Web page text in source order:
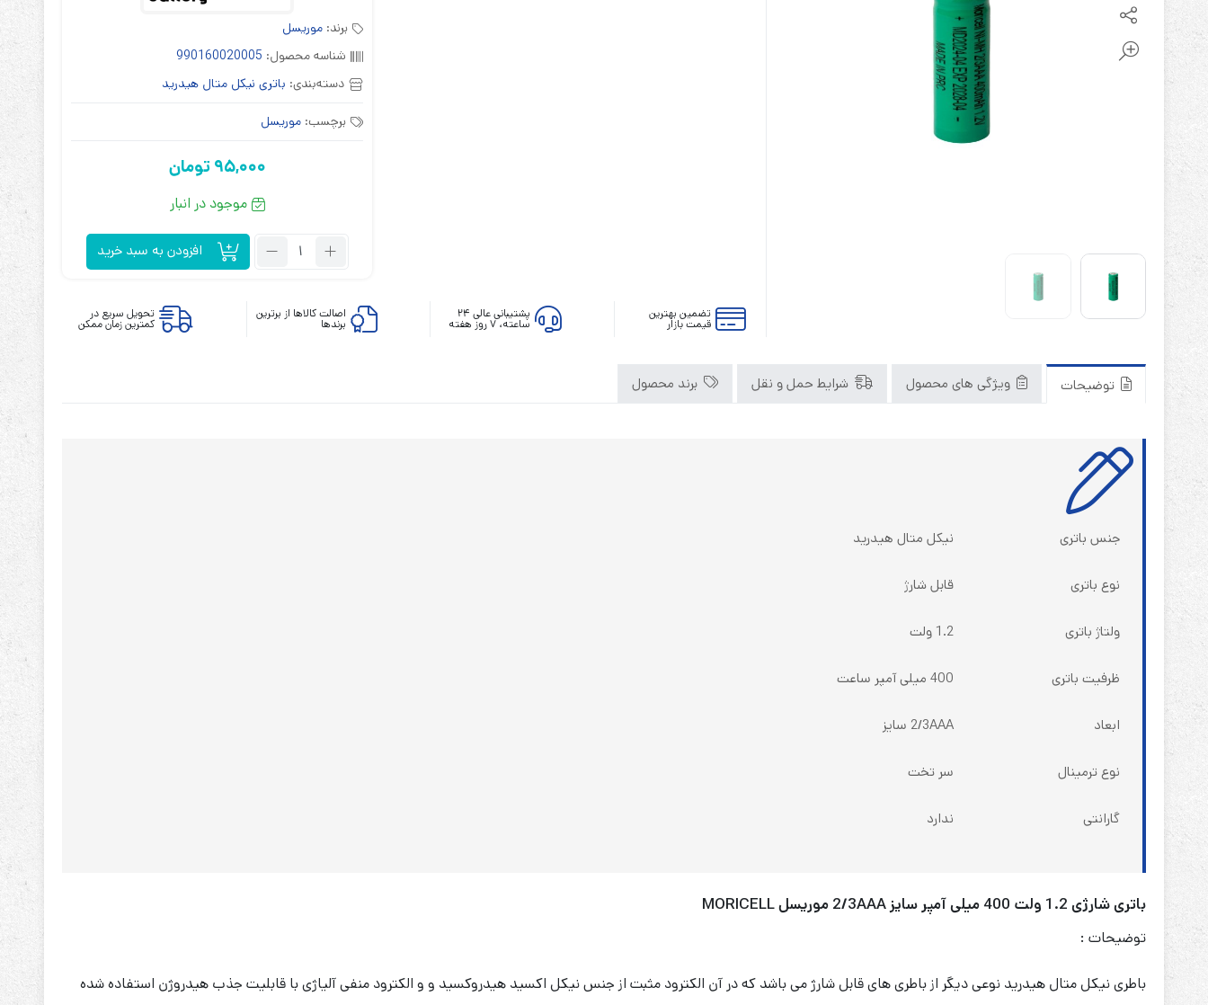
باتری آلکالاین
ابزارهای مدیریت یوپی‌اس
برند: موریسل
شناسه محصول: 990160020005
دسته‌بندی: باتری نیکل متال هیدرید
برچسب: موریسل
95,000 تومان
موجود در انبار
تعداد:
1.2
افزودن به سبد خرید
تضمین بهترین
قیمت بازار
پشتیبانی عالی ۲۴
ساعته، ۷ روز هفته
اصالت کالاها از برترین
برندها
تحویل سریع در
کمترین زمان ممکن
توضیحات ویژگی های محصول شرایط حمل و نقل برند محصول
جنس باتری نیکل متال هیدرید
نوع باتری قابل شارژ
ولتاژ باتری 1.2 ولت
ظرفیت باتری 400 میلی آمپر ساعت
ابعاد 2/3AAA سایز
نوع ترمینال سر تخت
گارانتی ندارد
باتری شارژی 1.2 ولت 400 میلی آمپر سایز 2/3AAA موریسل MORICELL
توضیحات :
باطری نیکل متال هیدرید نوعی دیگر از باطری های قابل شارژ می باشد که در آن الکترود مثبت از جنس نیکل اکسید هیدروکسید و و الکترود منفی آلیاژی با قابلیت جذب هیدروژن استفاده شده